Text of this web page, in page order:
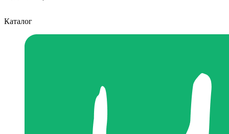
Каталог